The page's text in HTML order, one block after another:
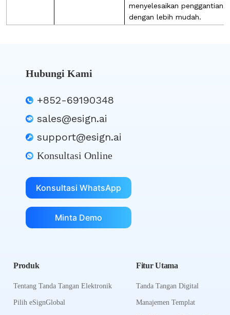
menyelesaikan penggantian
dengan lebih mudah.
Hubungi Kami
+852-69190348
sales@esign.ai
support@esign.ai
Konsultasi Online
Konsultasi WhatsApp
Minta Demo
Produk
Tentang Tanda Tangan Elektronik
Pilih eSignGlobal
Fitur Utama
Tanda Tangan Digital
Manajemen Templat